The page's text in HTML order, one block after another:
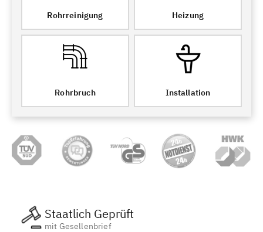
Rohrreinigung Heizung
Rohrbruch Installation
Staatlich Geprüft
mit Gesellenbrief